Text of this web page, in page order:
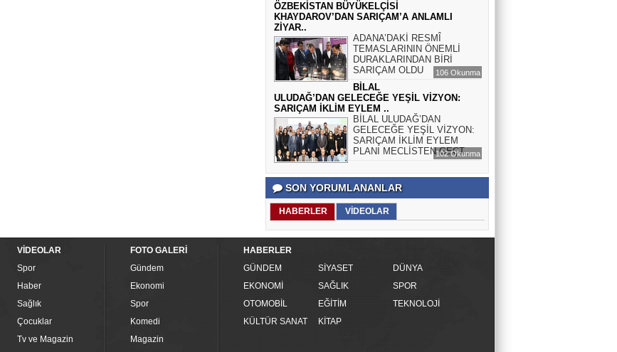
ÖZBEKİSTAN BÜYÜKELÇİSİ
KHAYDAROV’DAN SARIÇAM’A ANLAMLI
ZİYAR..
ADANA’DAKİ RESMÎ
TEMASLARININ ÖNEMLİ
DURAKLARINDAN BİRİ
SARIÇAM OLDU
106 Okunma
BİLAL
ULUDAĞ’DAN GELECEĞE YEŞİL VİZYON:
SARIÇAM İKLİM EYLEM ..
BİLAL ULUDAĞ’DAN
GELECEĞE YEŞİL VİZYON:
SARIÇAM İKLİM EYLEM
PLANI MECLİSTEN GEÇT..
102 Okunma
SON YORUMLANANLAR
HABERLER VİDEOLAR
VİDEOLAR
Spor
Haber
Sağlık
Çocuklar
Tv ve Magazin
FOTO GALERİ
Gündem
Ekonomi
Spor
Komedi
Magazin
HABERLER
GÜNDEM
SİYASET
DÜNYA
EKONOMİ
SAĞLIK
SPOR
OTOMOBİL
EĞİTİM
TEKNOLOJİ
KÜLTÜR SANAT
KİTAP